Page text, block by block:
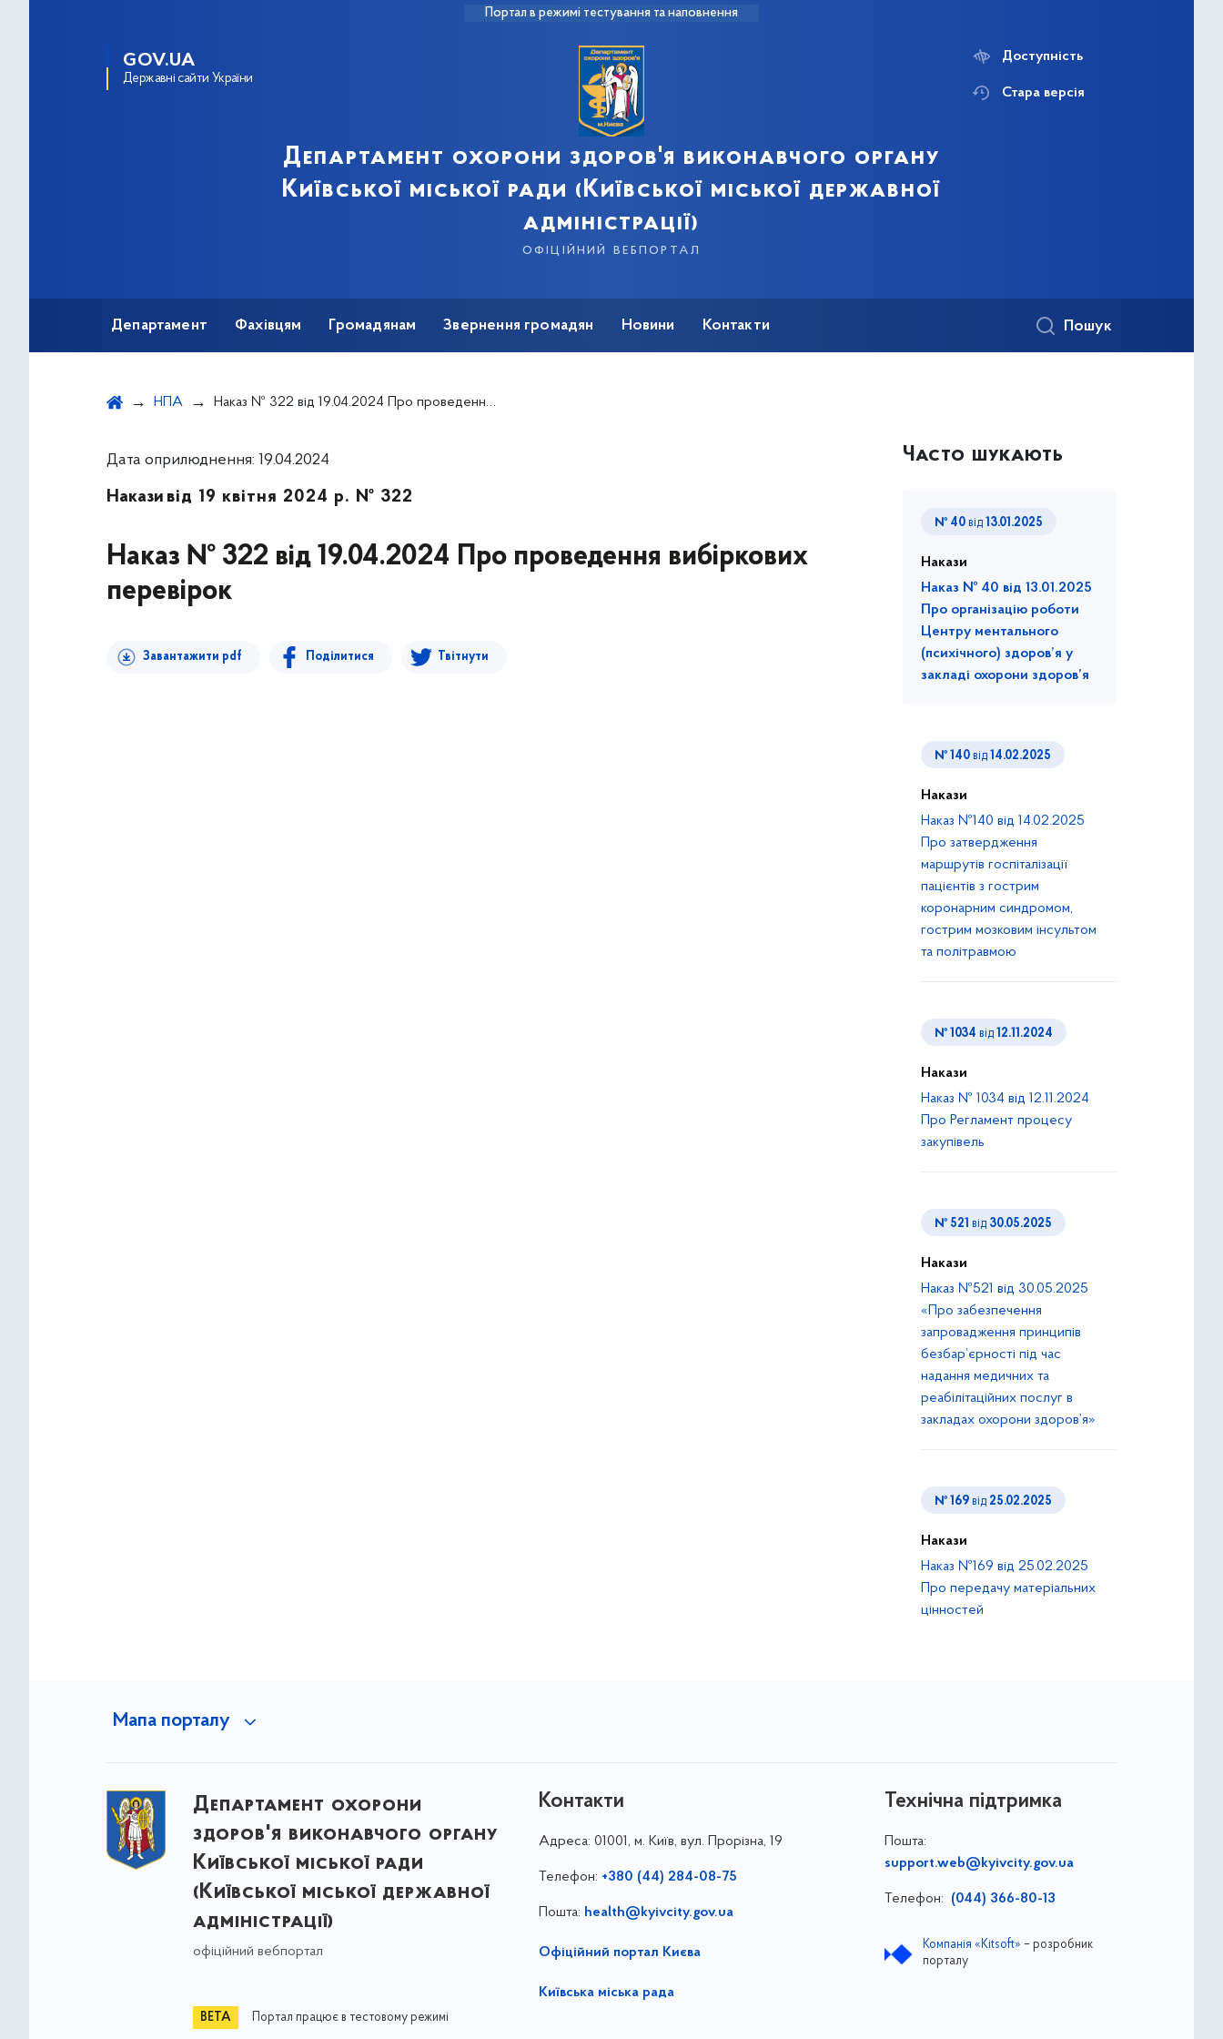
Портал в режимі тестування та наповнення
GOV.UA
Державні сайти України
Департамент охорони здоров'я виконавчого органу
Київської міської ради (Київської міської державної
адміністрації)
офіційний вебпортал
Доступність
Стара версія
Департамент Фахівцям Громадянам Звернення громадян Новини Контакти Пошук
НПА Наказ № 322 від 19.04.2024 Про проведення вибіркових перевірок
Дата оприлюднення: 19.04.2024
Накази від 19 квітня 2024 р. № 322
Наказ № 322 від 19.04.2024 Про проведення вибіркових
перевірок
Завантажити pdf Поділитися Твітнути
Часто шукають
№ 40 від 13.01.2025
Накази
Наказ № 40 від 13.01.2025
Про організацію роботи
Центру ментального
(психічного) здоров’я у
закладі охорони здоров’я
№ 140 від 14.02.2025
Накази
Наказ №140 від 14.02.2025
Про затвердження
маршрутів госпіталізації
пацієнтів з гострим
коронарним синдромом,
гострим мозковим інсультом
та політравмою
№ 1034 від 12.11.2024
Накази
Наказ № 1034 від 12.11.2024
Про Регламент процесу
закупівель
№ 521 від 30.05.2025
Накази
Наказ №521 від 30.05.2025
«Про забезпечення
запровадження принципів
безбар’єрності під час
надання медичних та
реабілітаційних послуг в
закладах охорони здоров’я»
№ 169 від 25.02.2025
Накази
Наказ №169 від 25.02.2025
Про передачу матеріальних
цінностей
Мапа порталу
Департамент охорони
здоров'я виконавчого органу
Київської міської ради
(Київської міської державної
адміністрації)
офіційний вебпортал
Портал працює в тестовому режимі
Контакти
Адреса: 01001, м. Київ, вул. Прорізна, 19
Телефон: +380 (44) 284-08-75
Пошта: health@kyivcity.gov.ua
Офіційний портал Києва
Київська міська рада
Технічна підтримка
Пошта:
support.web@kyivcity.gov.ua
Телефон: (044) 366-80-13
Компанія «Kitsoft» – розробник
порталу